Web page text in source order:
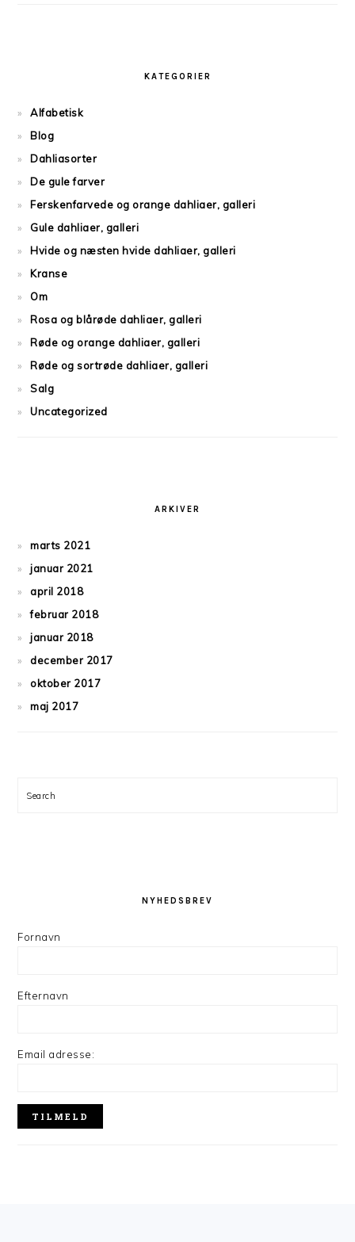
KATEGORIER
Alfabetisk
Blog
Dahliasorter
De gule farver
Ferskenfarvede og orange dahliaer, galleri
Gule dahliaer, galleri
Hvide og næsten hvide dahliaer, galleri
Kranse
Om
Rosa og blårøde dahliaer, galleri
Røde og orange dahliaer, galleri
Røde og sortrøde dahliaer, galleri
Salg
Uncategorized
ARKIVER
marts 2021
januar 2021
april 2018
februar 2018
januar 2018
december 2017
oktober 2017
maj 2017
Search
NYHEDSBREV
Fornavn
Efternavn
Email adresse: